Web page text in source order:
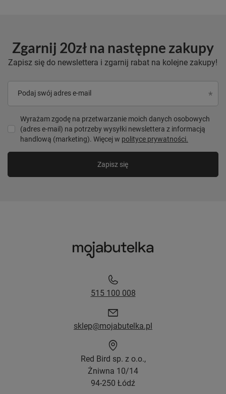
Zgarnij 20zł na następne zakupy
Zapisz się do newslettera i zgarnij rabat na kolejne zakupy!
Podaj swój adres e-mail
Wyrażam zgodę na przetwarzanie moich danych osobowych
(adres e-mail) na potrzeby wysyłki newslettera z informacją
handlową (marketing). Więcej w polityce prywatności.
Zapisz się
515 100 008
sklep@mojabutelka.pl
Red Bird sp. z o.o.,
Żniwna 10/14
94-250 Łódź